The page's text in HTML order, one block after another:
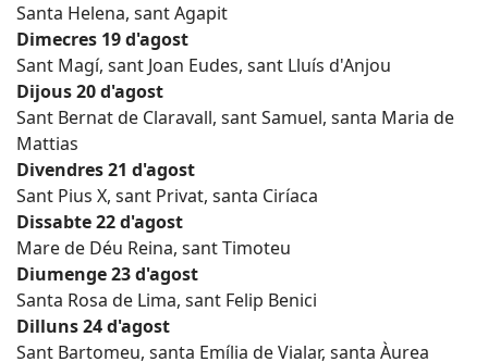
Santa Helena, sant Agapit
Dimecres 19 d'agost
Sant Magí, sant Joan Eudes, sant Lluís d'Anjou
Dijous 20 d'agost
Sant Bernat de Claravall, sant Samuel, santa Maria de
Mattias
Divendres 21 d'agost
Sant Pius X, sant Privat, santa Ciríaca
Dissabte 22 d'agost
Mare de Déu Reina, sant Timoteu
Diumenge 23 d'agost
Santa Rosa de Lima, sant Felip Benici
Dilluns 24 d'agost
Sant Bartomeu, santa Emília de Vialar, santa Àurea